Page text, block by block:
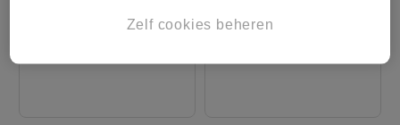
Chocolade Cadeau In
Geschenkdoos
Chocolade "I Love You"
Geschenkdoos
Zelf cookies beheren